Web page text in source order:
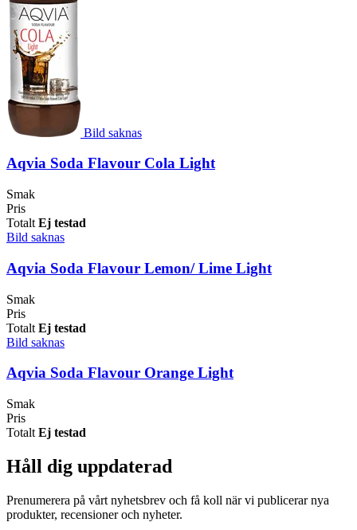
Bild saknas
Aqvia Soda Flavour Cola Light
Smak
Pris
Totalt Ej testad
Bild saknas
Aqvia Soda Flavour Lemon/ Lime Light
Smak
Pris
Totalt Ej testad
Bild saknas
Aqvia Soda Flavour Orange Light
Smak
Pris
Totalt Ej testad
Håll dig uppdaterad
Prenumerera på vårt nyhetsbrev och få koll när vi publicerar nya
produkter, recensioner och nyheter.